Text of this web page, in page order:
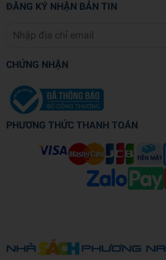
ĐĂNG KÝ NHẬN BẢN TIN
CHỨNG NHẬN
PHƯƠNG THỨC THANH TOÁN